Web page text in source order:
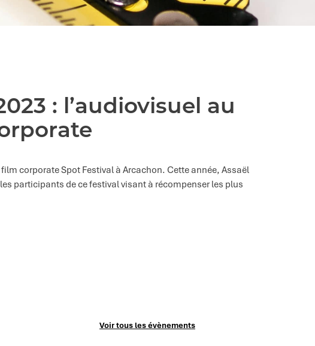
: l’audiovisuel au
corporate Spot Festival à Arcachon. Cette année, Assaël
participants de ce festival visant à récompenser les plus
Voir tous les évènements